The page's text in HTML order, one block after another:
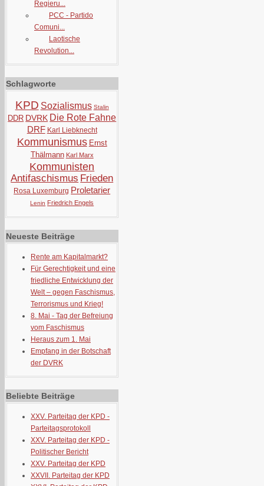
Regieru...
PCC - Partido
Comuni...
Laotische
Revolution...
Schlagworte
KPD Sozialismus Stalin
DDR DVRK Die Rote Fahne
DRF Karl Liebknecht
Kommunismus Ernst
Thälmann Karl Marx
Kommunisten
Antifaschismus Frieden
Rosa Luxemburg Proletarier
Lenin Friedrich Engels
Neueste Beiträge
Rente am Kapitalmarkt?
Für Gerechtigkeit und eine
friedliche Entwicklung der
Welt – gegen Faschismus,
Terrorismus und Krieg!
8. Mai - Tag der Befreiung
vom Faschismus
Heraus zum 1. Mai
Empfang in der Botschaft
der DVRK
Beliebte Beiträge
XXV. Parteitag der KPD -
Parteitagsprotokoll
XXV. Parteitag der KPD -
Politischer Bericht
XXV. Parteitag der KPD
XXVII. Parteitag der KPD